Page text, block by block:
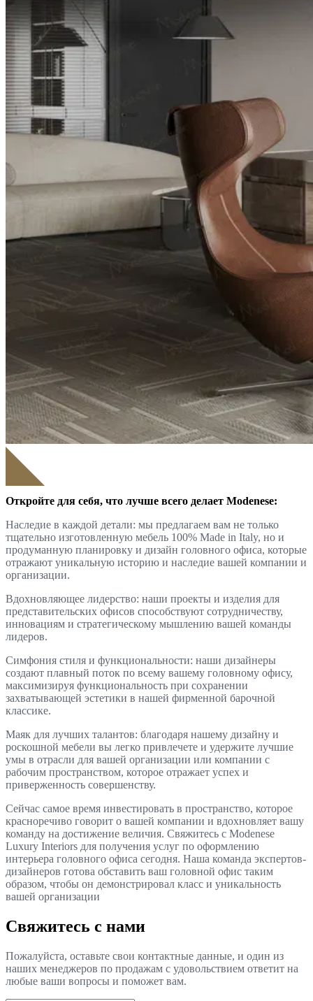
Откройте для себя, что лучше всего делает Modenese:
Наследие в каждой детали: мы предлагаем вам не только
тщательно изготовленную мебель 100% Made in Italy, но и
продуманную планировку и дизайн головного офиса, которые
отражают уникальную историю и наследие вашей компании и
организации.
Вдохновляющее лидерство: наши проекты и изделия для
представительских офисов способствуют сотрудничеству,
инновациям и стратегическому мышлению вашей команды
лидеров.
Симфония стиля и функциональности: наши дизайнеры
создают плавный поток по всему вашему головному офису,
максимизируя функциональность при сохранении
захватывающей эстетики в нашей фирменной барочной
классике.
Маяк для лучших талантов: благодаря нашему дизайну и
роскошной мебели вы легко привлечете и удержите лучшие
умы в отрасли для вашей организации или компании с
рабочим пространством, которое отражает успех и
приверженность совершенству.
Сейчас самое время инвестировать в пространство, которое
красноречиво говорит о вашей компании и вдохновляет вашу
команду на достижение величия. Свяжитесь с Modenese
Luxury Interiors для получения услуг по оформлению
интерьера головного офиса сегодня. Наша команда экспертов-
дизайнеров готова обставить ваш головной офис таким
образом, чтобы он демонстрировал класс и уникальность
вашей организации
Свяжитесь с нами
Пожалуйста, оставьте свои контактные данные, и один из
наших менеджеров по продажам с удовольствием ответит на
любые ваши вопросы и поможет вам.